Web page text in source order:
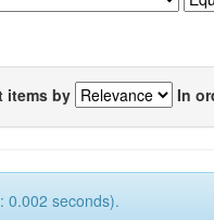
items by In
0.002 seconds).